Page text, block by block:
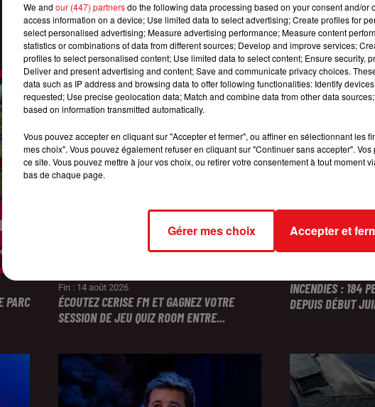
PARC
Fin : 14 août 2026
ÉCOUTEZ CERISE FM ET GAGNEZ VOTRE
SESSION DE JEU QUIZ ROOM ENTRE...
INCENDIES : 184
DEPUIS DÉBUT
We and our (447) partnersdo the following data processing based on your consent and/or
access information on a device; Use limited data to select advertising; Create profiles for
select personalised advertising; Measure advertising performance; Measure content
statistics or combinations of data from different sources; Develop and improve services;
profiles to select personalised content; Use limited data to select content; Ensure security,
Deliver and present advertising and content; Save and communicate privacy choices.
data such as IP address and browsing data to offer following functionalities: Identify
requested; Use precise geolocation data; Match and combine data from other data
based on information transmitted automatically.
Vous pouvez accepter en cliquant sur "Accepter et fermer", ou affiner en sélectionnant les
mes choix". Vous pouvez également refuser en cliquant sur "Continuer sans accepter".
ce site. Vous pouvez mettre à jour vos choix, ou retirer votre consentement à tout moment
bas de chaque page.
Gérer mes choix Accepter et